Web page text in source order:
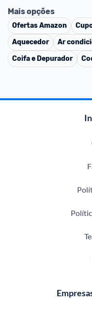
Mais opções
OfertasAmazon
Aquecedor
Ar
Coifa e Depurador